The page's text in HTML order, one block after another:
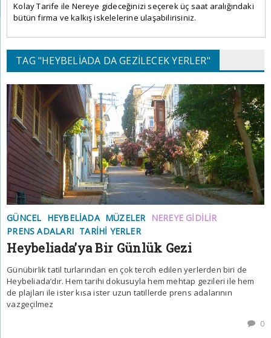
Kolay Tarife ile Nereye gideceğinizi seçerek üç saat aralığındaki
bütün firma ve kalkış iskelelerine ulaşabilirisiniz.
TAG "HEYBELIADA DA GEZILECEK YERLER"
GÜNCEL HEYBELIADA MÜZELER
NEREYE GIDILIR
PRENS ADALARI TARIHI YERLER
Heybeliada’ya Bir Günlük Gezi
Günübirlik tatil turlarından en çok tercih edilen yerlerden biri de
Heybeliada’dır. Hem tarihi dokusuyla hem mehtap gezileri ile hem
de plajları ile ister kısa ister uzun tatillerde prens adalarının
vazgeçilmez
0